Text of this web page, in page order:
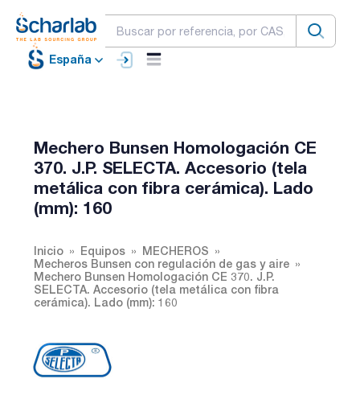
España
Mechero Bunsen Homologación CE
370. J.P. SELECTA. Accesorio (tela
metálica con fibra cerámica). Lado
(mm): 160
Inicio Equipos
MECHEROS
Mecheros Bunsen con regulación de gas y aire
Mechero Bunsen Homologación CE 370. J.P.
SELECTA. Accesorio (tela metálica con fibra
cerámica). Lado (mm): 160